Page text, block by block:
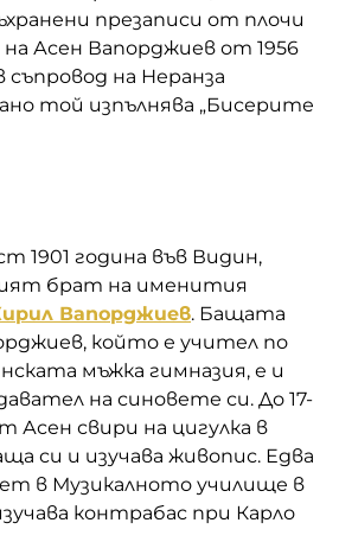
презаписи от плочи
Асен Вапорджиев от 1956
съпровод на Неранза
той изпълнява „Бисерите
1901 година във Видин,
брат на именития
Вапорджиев. Бащата
който е учител по
мъжка гимназия, е и
на синовете си. До 17-
Асен свири на цигулка в
си и изучава живопис. Едва
в Музикалното училище в
контрабас при Карло